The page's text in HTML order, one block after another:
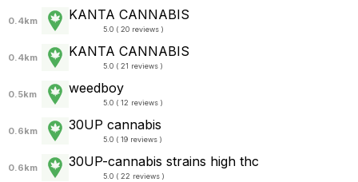
0.4km KANTA CANNABIS
5.0 ( 20 reviews )
0.4km KANTA CANNABIS
5.0 ( 21 reviews )
0.5km weedboy
5.0 ( 12 reviews )
0.6km 30UP cannabis
5.0 ( 19 reviews )
0.6km 30UP-cannabis strains high thc
5.0 ( 22 reviews )